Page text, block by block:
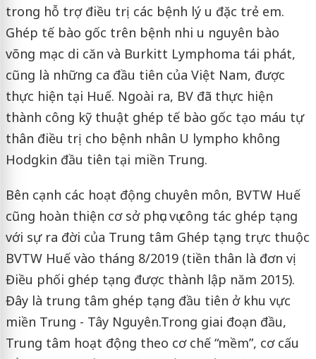
trong hỗ trợ điều trị các bệnh lý u đặc trẻ em.
Ghép tế bào gốc trên bệnh nhi u nguyên bào
võng mạc di căn và Burkitt Lymphoma tái phát,
cũng là những ca đầu tiên của Việt Nam, được
thực hiện tại Huế. Ngoài ra, BV đã thực hiện
thành công kỹ thuật ghép tế bào gốc tạo máu tự
thân điều trị cho bệnh nhân U lympho không
Hodgkin đầu tiên tại miền Trung.
Bên cạnh các hoạt động chuyên môn, BVTW Huế
cũng hoàn thiện cơ sở phục vụ công tác ghép tạng
với sự ra đời của Trung tâm Ghép tạng trực thuộc
BVTW Huế vào tháng 8/2019 (tiền thân là đơn vị
Điều phối ghép tạng được thành lập năm 2015).
Đây là trung tâm ghép tạng đầu tiên ở khu vực
miền Trung - Tây Nguyên.Trong giai đoạn đầu,
Trung tâm hoạt động theo cơ chế “mềm”, cơ cấu